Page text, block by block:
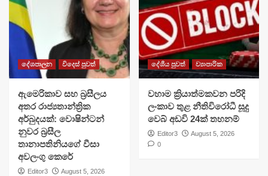
දේශපාලන විදෙස් පුවත්
ඇමෙරිකාව සහ බ්‍රසීලය
අතර රාජ්‍යතාන්ත්‍රික
අර්බුදයක්: වොෂින්ටන්
නුවර බ්‍රසීල
තානාපතිනියගේ වීසා
අවලංගු කෙරේ
Editor3
August 5, 2026
දේශීය පුවත් ව්‍යාපාරික
වහාම ක්‍රියාත්මකවන පරිදි
ලංකාව තුළ නීතිවිරෝධී සූදු
වෙබ් අඩවි 24ක් තහනම්
Editor3
August 5, 2026
0